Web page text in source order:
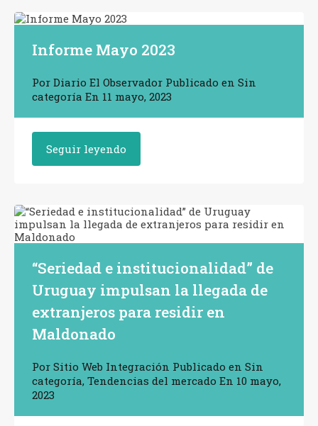
Informe Mayo 2023
Por Diario El Observador Publicado en Sin
categoría En 11 mayo, 2023
Seguir leyendo
“Seriedad e institucionalidad” de
Uruguay impulsan la llegada de
extranjeros para residir en
Maldonado
Por Sitio Web Integración Publicado en Sin
categoría, Tendencias del mercado En 10 mayo,
2023